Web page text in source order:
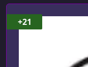
Applying Serilog
УРОК 8.
+21